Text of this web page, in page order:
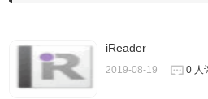
iReader
2019-08-19 0 人